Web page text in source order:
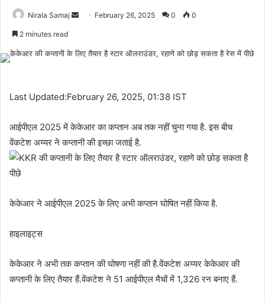
Nirala Samaj
Send February 26, 2025 0 0
2 minutes read
Last Updated:February 26, 2025, 01:38 IST
आईपीएल 2025 में केकेआर का कप्तान अब तक नहीं चुना गया है. इस बीच
वेंकटेश अय्यर ने कप्तानी की इच्छा जताई है.
केकेआर ने आईपीएल 2025 के लिए अभी कप्तान घोषित नहीं किया है.
हाइलाइट्स
केकेआर ने अभी तक कप्तान की घोषणा नहीं की है.वेंकटेश अय्यर केकेआर की
कप्तानी के लिए तैयार हैं.वेंकटेश ने 51 आईपीएल मैचों में 1,326 रन बनाए हैं.